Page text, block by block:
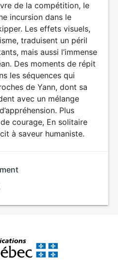
de la compétition, le
incursion dans le
Les effets visuels,
traduisent un péril
mais aussi l’immense
Des moments de répit
les séquences qui
de Yann, dont sa
avec un mélange
Plus
courage, En solitaire
à saveur humaniste.